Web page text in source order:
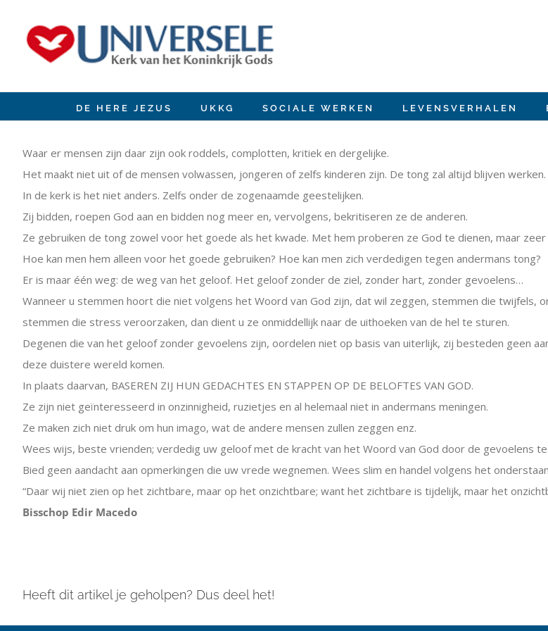
DE HERE JEZUS UKKG SOCIALE WERKEN LEVENSVERHALEN
Larger
Image
Waar er mensen zijn daar zijn ook roddels, complotten, kritiek en dergelijke.
Het maakt niet uit of de mensen volwassen, jongeren of zelfs kinderen zijn. De tong zal altijd blijven
In de kerk is het niet anders. Zelfs onder de zogenaamde geestelijken.
Zij bidden, roepen God aan en bidden nog meer en, vervolgens, bekritiseren ze de anderen.
Ze gebruiken de tong zowel voor het goede als het kwade. Met hem proberen ze God te dienen, maar
Hoe kan men hem alleen voor het goede gebruiken? Hoe kan men zich verdedigen tegen andermans tong?
Er is maar één weg: de weg van het geloof. Het geloof zonder de ziel, zonder hart, zonder gevoelens…
Wanneer u stemmen hoort die niet volgens het Woord van God zijn, dat wil zeggen, stemmen die
stemmen die stress veroorzaken, dan dient u ze onmiddellijk naar de uithoeken van de hel te sturen.
Degenen die van het geloof zonder gevoelens zijn, oordelen niet op basis van uiterlijk, zij besteden geen
deze duistere wereld komen.
In plaats daarvan, BASEREN ZIJ HUN GEDACHTES EN STAPPEN OP DE BELOFTES VAN GOD.
Ze zijn niet geïnteresseerd in onzinnigheid, ruzietjes en al helemaal niet in andermans meningen.
Ze maken zich niet druk om hun imago, wat de andere mensen zullen zeggen enz.
Wees wijs, beste vrienden; verdedig uw geloof met de kracht van het Woord van God door de gevoelens
Bied geen aandacht aan opmerkingen die uw vrede wegnemen. Wees slim en handel volgens het
“Daar wij niet zien op het zichtbare, maar op het onzichtbare; want het zichtbare is tijdelijk, maar het
Bisschop Edir Macedo
Heeft dit artikel je geholpen? Dus deel het!